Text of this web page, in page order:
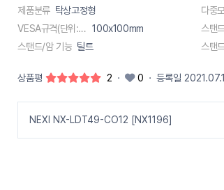
제품분류 탁상고정형 다중
VESA규격(단위:m) 100x100mm 스탠
스탠드/암 기능 틸트 스탠
상품평 2 · 0 · 등록일
NEXI NX-LDT49-CO12 [NX1196]